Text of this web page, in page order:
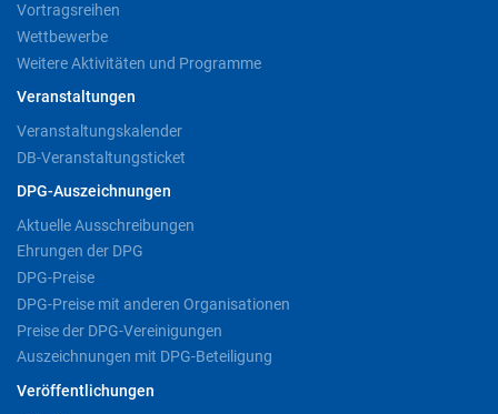
Vortragsreihen
Wettbewerbe
Weitere Aktivitäten und Programme
Veranstaltungen
Veranstaltungskalender
DB-Veranstaltungsticket
DPG-Auszeichnungen
Aktuelle Ausschreibungen
Ehrungen der DPG
DPG-Preise
DPG-Preise mit anderen Organisationen
Preise der DPG-Vereinigungen
Auszeichnungen mit DPG-Beteiligung
Veröffentlichungen